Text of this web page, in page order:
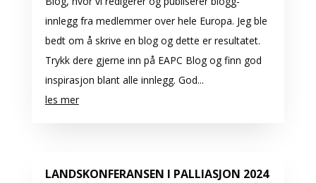
innlegg fra medlemmer over hele Europa. Jeg ble
bedt om å skrive en blog og dette er resultatet.
Trykk dere gjerne inn på EAPC Blog og finn god
inspirasjon blant alle innlegg. God...
les mer
LANDSKONFERANSEN I PALLIASJON 2024